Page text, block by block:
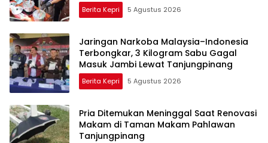
Berita Kepri 5 Agustus 2026
Jaringan Narkoba Malaysia–Indonesia
Terbongkar, 3 Kilogram Sabu Gagal
Masuk Jambi Lewat Tanjungpinang
Berita Kepri 5 Agustus 2026
Pria Ditemukan Meninggal Saat Renovasi
Makam di Taman Makam Pahlawan
Tanjungpinang